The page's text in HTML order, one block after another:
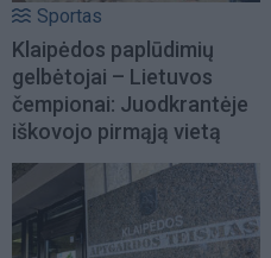
Sportas
Klaipėdos paplūdimių
gelbėtojai – Lietuvos
čempionai: Juodkrantėje
iškovojo pirmąją vietą